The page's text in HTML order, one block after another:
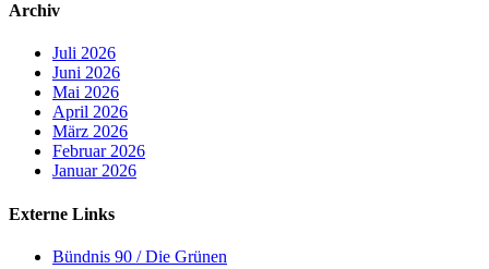
Archiv
Juli 2026
Juni 2026
Mai 2026
April 2026
März 2026
Februar 2026
Januar 2026
Externe Links
Bündnis 90 / Die Grünen